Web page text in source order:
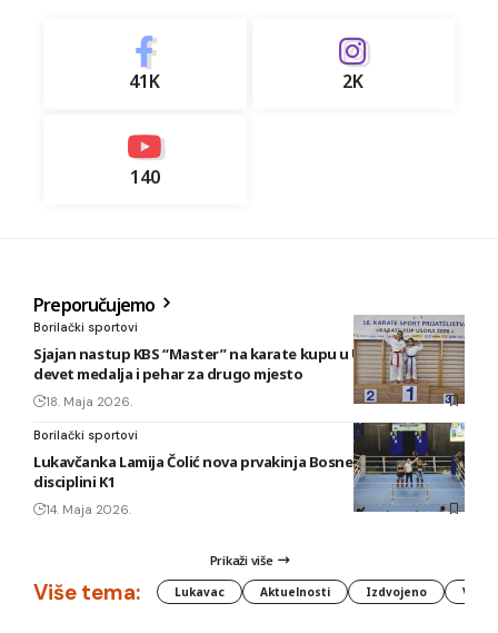
41K 2K
140
Preporučujemo
Borilački sportovi
Sjajan nastup KBS “Master” na karate kupu u Usori: Osvojeno
devet medalja i pehar za drugo mjesto
18. Maja 2026.
Borilački sportovi
Lukavčanka Lamija Čolić nova prvakinja Bosne i Hercegovine u
disciplini K1
14. Maja 2026.
Prikaži više
Više tema: Lukavac Aktuelnosti Izdvojeno